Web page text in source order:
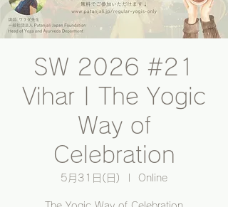
SW 2026 #21
Vihar | The Yogic
Way of
Celebration
5月31日(日) Online